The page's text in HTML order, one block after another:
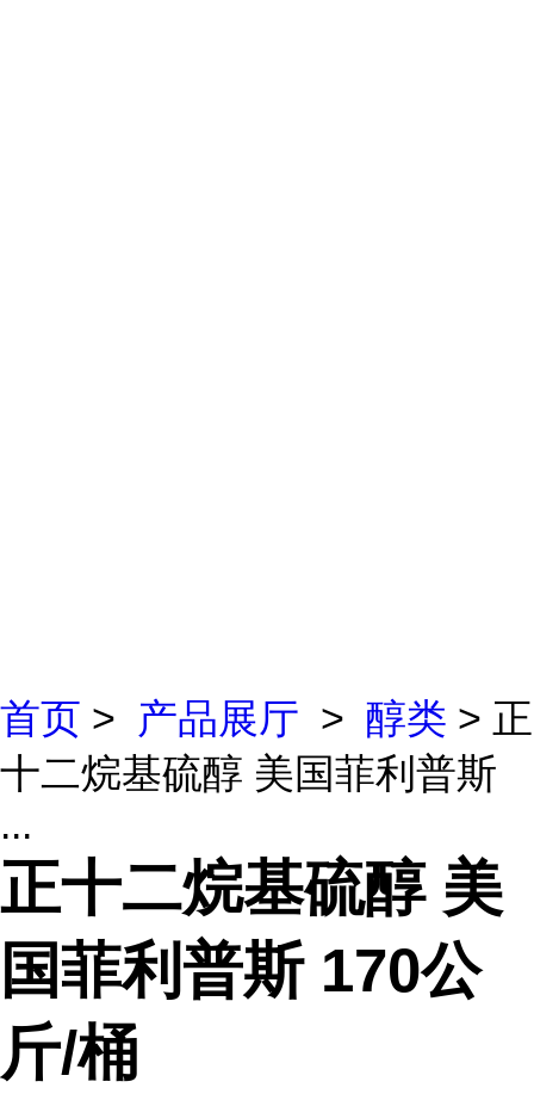
首页 > 产品展厅 > 醇类 > 正
十二烷基硫醇 美国菲利普斯
...
正十二烷基硫醇 美
国菲利普斯 170公
斤/桶